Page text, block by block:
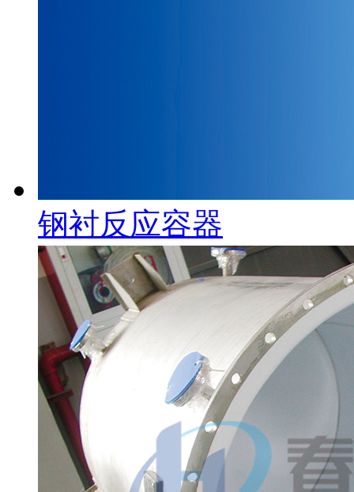
钢衬反应容器